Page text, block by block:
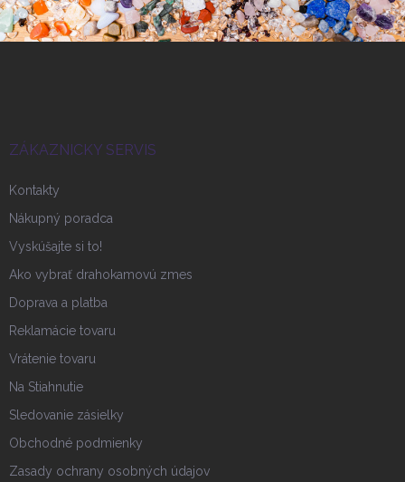
ZÁKAZNICKY SERVIS
Kontakty
Nákupný poradca
Vyskúšajte si to!
Ako vybrať drahokamovú zmes
Doprava a platba
Reklamácie tovaru
Vrátenie tovaru
Na Stiahnutie
Sledovanie zásielky
Obchodné podmienky
Zasady ochrany osobných údajov